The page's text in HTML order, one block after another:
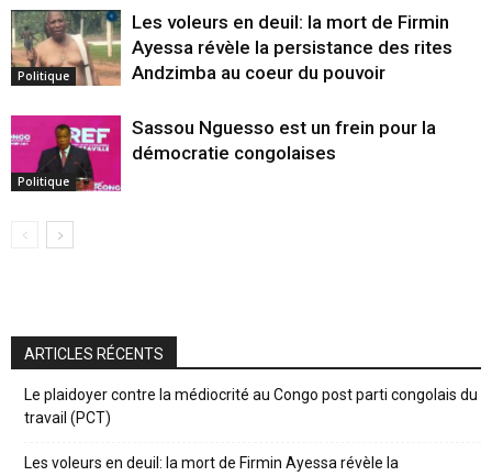
Politique
Les voleurs en deuil: la mort de Firmin
Ayessa révèle la persistance des rites
Andzimba au coeur du pouvoir
Politique
Sassou Nguesso est un frein pour la
démocratie congolaises
ARTICLES RÉCENTS
Le plaidoyer contre la médiocrité au Congo post parti congolais du
travail (PCT)
Les voleurs en deuil: la mort de Firmin Ayessa révèle la